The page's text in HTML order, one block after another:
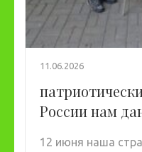
11.06.2026
России нам
12 июня наша